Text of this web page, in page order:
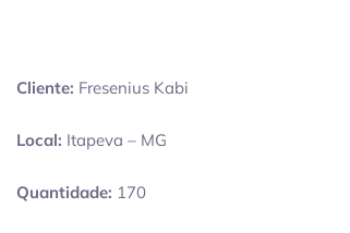
Cliente: Fresenius Kabi
Local: Itapeva – MG
Quantidade: 170